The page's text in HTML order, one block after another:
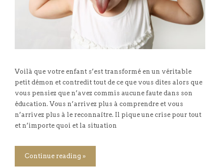
Voilà que votre enfant s’est transformé en un véritable
petit démon et contredit tout de ce que vous dites alors que
vous pensiez que n’avez commis aucune faute dans son
éducation. Vous n’arrivez plus à comprendre et vous
n’arrivez plus à le reconnaître. Il pique une crise pour tout
et n’importe quoi et la situation
Continue reading »